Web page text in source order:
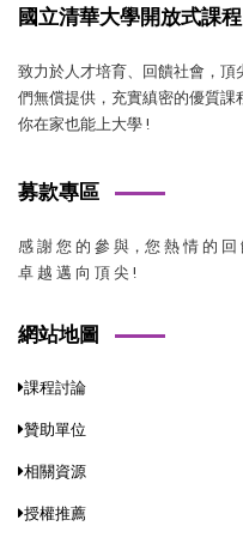
國立清華大學開放式課程
致力於人才培育、回饋社會，頂
們無償提供，充實縝密的優質課
你在家也能上大學 !
募款專區
感 謝 您 的 參 與，您 熱 情 的 回
卓 越 邁 向 頂 尖 !
網站地圖
課程討論
贊助單位
相關資源
授權推薦